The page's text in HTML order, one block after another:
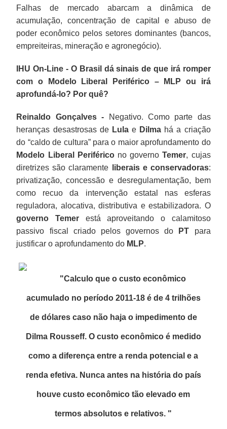
Falhas de mercado abarcam a dinâmica de
acumulação, concentração de capital e abuso de
poder econômico pelos setores dominantes (bancos,
empreiteiras, mineração e agronegócio).
IHU On-Line - O Brasil dá sinais de que irá romper
com o Modelo Liberal Periférico – MLP ou irá
aprofundá-lo? Por quê?
Reinaldo Gonçalves - Negativo. Como parte das
heranças desastrosas de Lulae Dilma há a criação
do “caldo de cultura” para o maior aprofundamento do
Modelo Liberal Periféricono governoTemer, cujas
diretrizes são claramente
liberais e conservadoras:
privatização, concessão e desregulamentação, bem
como recuo da intervenção estatal nas esferas
reguladora, alocativa, distributiva e estabilizadora. O
governo Temer está aproveitando o calamitoso
passivo fiscal criado pelos governos do
PT para
justificar o aprofundamento do MLP.
"Calculo que o custo econômico
acumulado no período 2011-18 é de 4 trilhões
de dólares caso não haja o impedimentode
Dilma Rousseff. O custo econômico é medido
como a diferença entre a renda potencial e a
renda efetiva. Nunca antes na história do país
houve custo econômico tão elevado em
termos absolutos e relativos. "